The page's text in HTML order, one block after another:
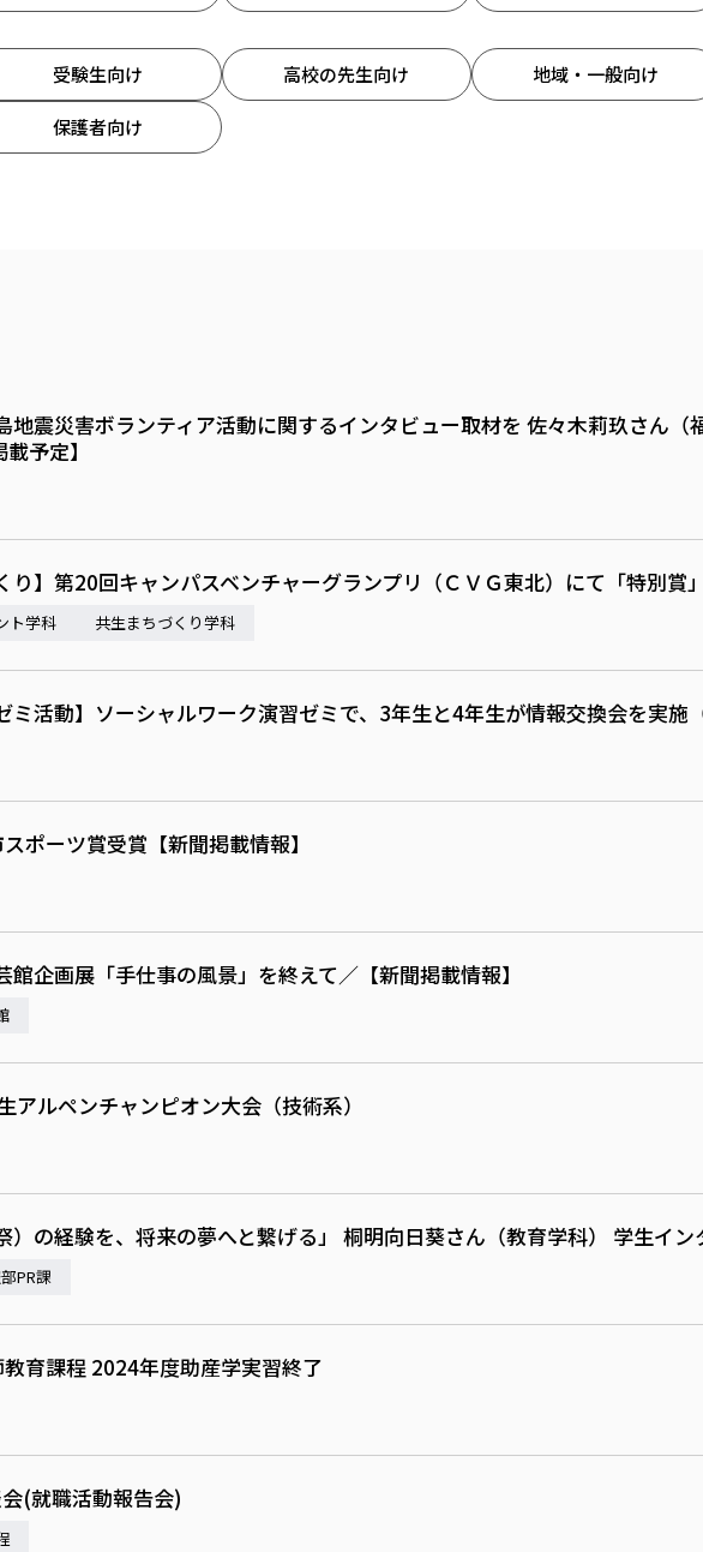
受験生向け 高校の先生向け 地域・一般向け
保護者向け
地震災害ボランティア活動に関するインタビュー取材を 佐々木莉玖さん
予定】
り】第20回キャンパスベンチャーグランプリ（ＣＶＧ東北）にて「特別賞
ト学科 共生まちづくり学科
ミ活動】ソーシャルワーク演習ゼミで、3年生と4年生が情報交換会を実施
ポーツ賞受賞【新聞掲載情報】
館企画展「手仕事の風景」を終えて／【新聞掲載情報】
アルペンチャンピオン大会（技術系）
）の経験を、将来の夢へと繋げる」 桐明向日葵さん（教育学科） 学生イン
PR課
教育課程 2024年度助産学実習終了
(就職活動報告会)